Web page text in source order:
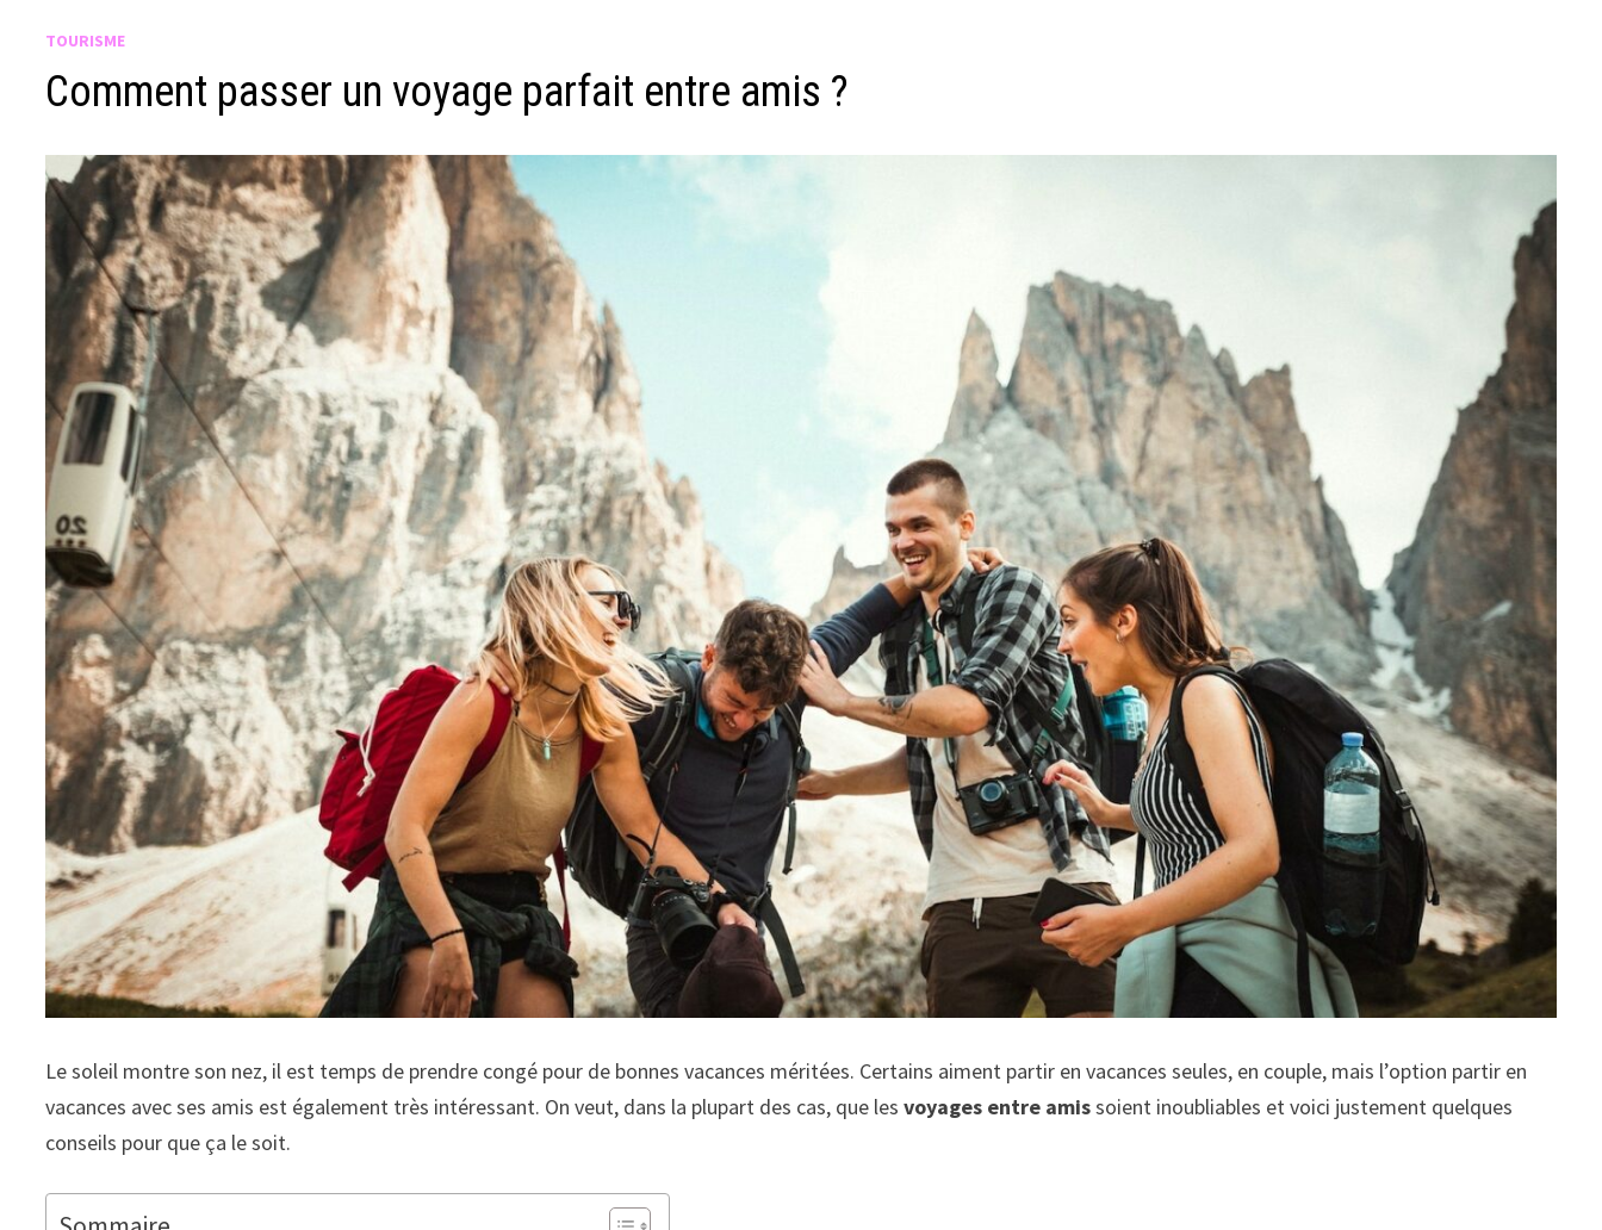
TOURISME
Comment passer un voyage parfait entre amis ?
Le soleil montre son nez, il est temps de prendre congé pour de bonnes vacances méritées. Certains aiment partir en vacances seules, en couple, mais l’option partir en
vacances avec ses amis est également très intéressant. On veut, dans la plupart des cas, que lesvoyages entre amissoient inoubliables et voici justement quelques
conseils pour que ça le soit.